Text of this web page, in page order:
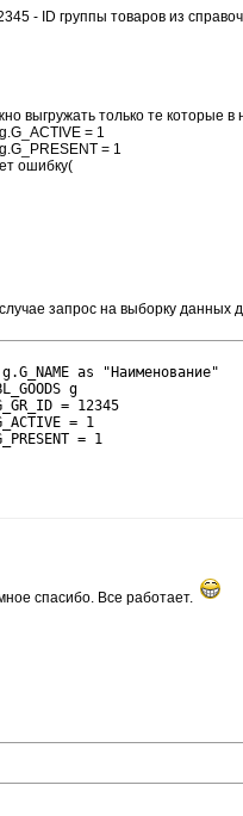
- ID группы товаров из
выгружать только те которые
= 1
= 1
ошибку(
запрос на выборку данных
g.G_NAME as "Наименование"
g
= 12345
= 1
= 1
спасибо. Все работает.